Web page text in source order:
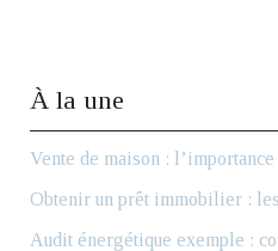
À la une
Vente de maison :
Obtenir un prêt immobilier :
Audit énergétique exemple :